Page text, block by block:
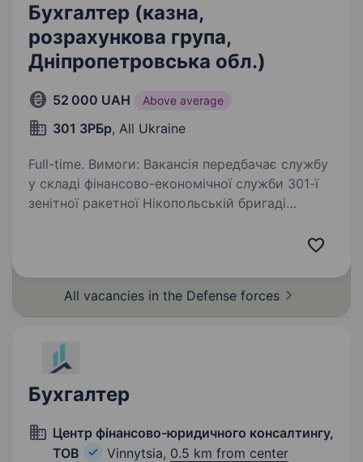
Бухгалтер (казна,
розрахункова група,
Дніпропетровська обл.)
52 000 UAH Above average
301 ЗРБр, All Ukraine
Full-time. Вимоги: Вакансія передбачає службу
у складі фінансово-економічної служби 301-ї
зенітної ракетної Нікопольській бригаді
All vacancies in the Defense forces
Бухгалтер
Центр фінансово-юридичного консалтингу,
ТОВ
Vinnytsia, 0.5 km from center